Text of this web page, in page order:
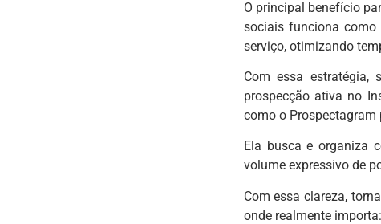
O principal benefício
sociais funciona como
serviço, otimizando
Com essa estratégia,
prospecção ativa no
como o Prospectagram
Ela busca e organiza
volume expressivo de
Com essa clareza,
onde realmente